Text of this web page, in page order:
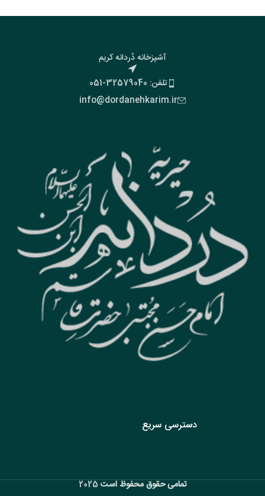
آشپزخانه دُردانه کریم
تلفن: 32579040-051
info@dordanehkarim.ir
دسترسی سریع
تمامی حقوق محفوظ است2025